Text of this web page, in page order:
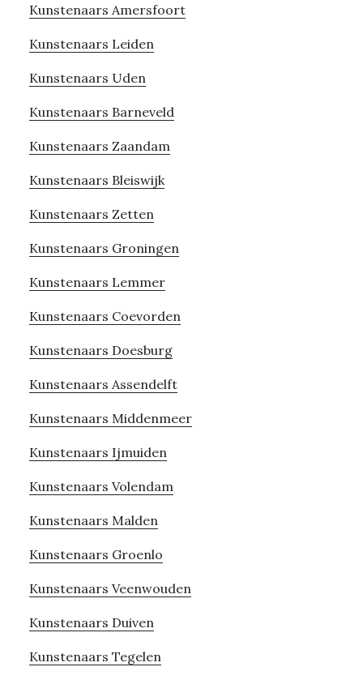
Kunstenaars Amersfoort
Kunstenaars Leiden
Kunstenaars Uden
Kunstenaars Barneveld
Kunstenaars Zaandam
Kunstenaars Bleiswijk
Kunstenaars Zetten
Kunstenaars Groningen
Kunstenaars Lemmer
Kunstenaars Coevorden
Kunstenaars Doesburg
Kunstenaars Assendelft
Kunstenaars Middenmeer
Kunstenaars Ijmuiden
Kunstenaars Volendam
Kunstenaars Malden
Kunstenaars Groenlo
Kunstenaars Veenwouden
Kunstenaars Duiven
Kunstenaars Tegelen